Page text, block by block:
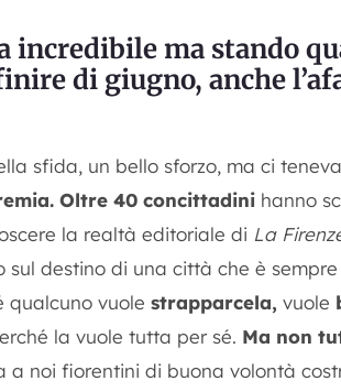
incredibile ma stando
di giugno, anche
sfida, un bello sforzo, ma ci
Oltre 40 concittadini hanno
la realtà editoriale di La
sul destino di una città che è
qualcuno vuole strapparcela, vuole
la vuole tutta per sé. Ma non
a noi fiorentini di buona volontà